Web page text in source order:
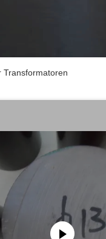
Transformatoren